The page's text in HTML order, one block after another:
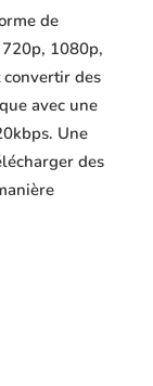
de
1080p,
des
avec une
Une
des